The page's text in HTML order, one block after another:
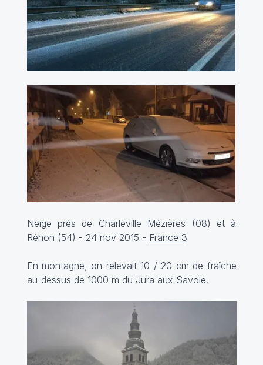
Neige près de Charleville Mézières (08) et à
Réhon (54) - 24 nov 2015 - France 3
En montagne, on relevait 10 / 20 cm de fraîche
au-dessus de 1000 m du Jura aux Savoie.